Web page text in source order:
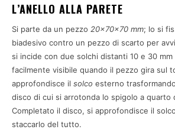
L’ANELLO ALLA PARETE
Si parte da un pezzo 20x70x70 mm; lo si
biadesivo contro un pezzo di scarto per
si incide con due solchi distanti 10 e 30
facilmente visibile quando il pezzo gira sul
approfondisce il solco esterno
disco di cui si arrotonda lo spigolo a quarto
Completato il disco, si approfondisce il
staccarlo del tutto.